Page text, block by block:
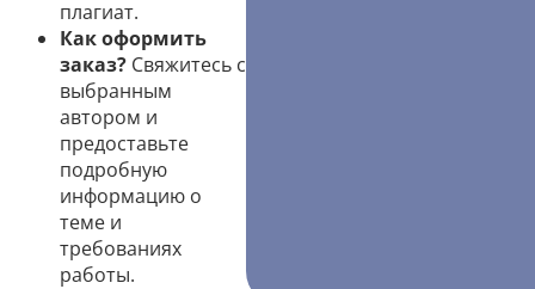
плагиат.
Как оформить
заказ? Свяжитесь с
выбранным
автором и
предоставьте
подробную
информацию о
теме и
требованиях
работы.